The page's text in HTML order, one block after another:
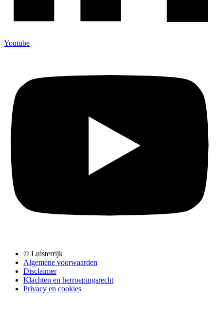
Youtube
© Luisterrijk
Algemene voorwaarden
Disclaimer
Klachten en herroepingsrecht
Privacy en cookies